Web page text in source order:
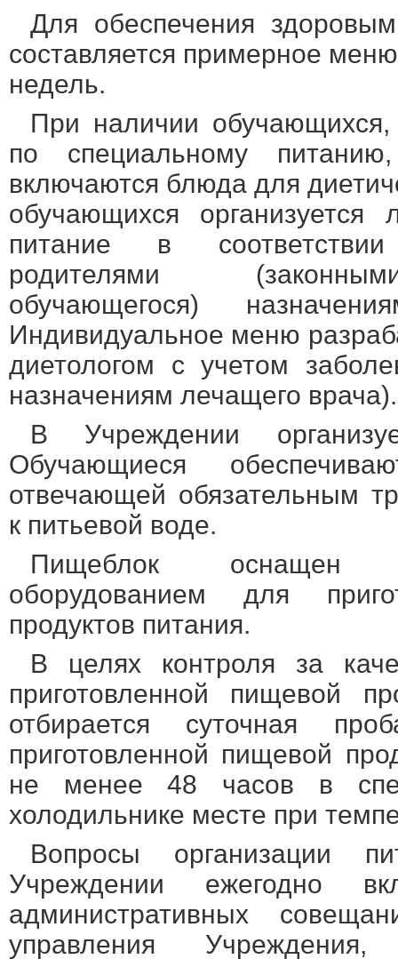
Для обеспечения
составляется примерное
недель.
При наличии
по специальному
включаются блюда для
обучающихся организуется
питание в
родителями
обучающегося)
Индивидуальное меню
диетологом с учетом
назначениям лечащего врача).
В Учреждении
Обучающиеся
отвечающей обязательным
к питьевой воде.
Пищеблок оснащен
оборудованием для
продуктов питания.
В целях контроля за
приготовленной пищевой
отбирается суточная
приготовленной пищевой
не менее 48 часов в
холодильнике месте при
Вопросы организации
Учреждении ежегодно
административных
управления